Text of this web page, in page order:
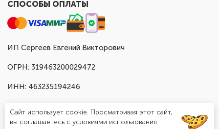
СПОСОБЫ ОПЛАТЫ
ИП Сергеев Евгений Викторович
ОГРН: 319463200029472
ИНН: 463235194246
Сайт использует cookie. Просматривая этот сайт,
вы соглашаетесь с условиями использования